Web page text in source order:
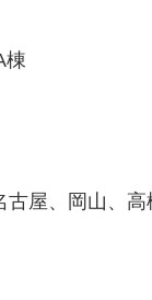
棟
屋、岡山、高